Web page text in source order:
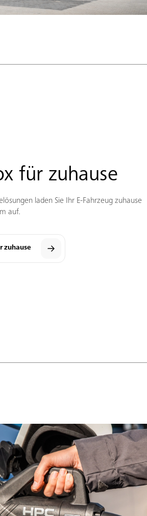
für zuhause
laden Sie Ihr E-Fahrzeug zuhause
auf.
zuhause